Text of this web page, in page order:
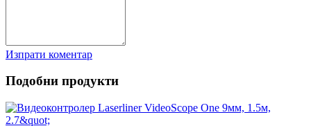
Изпрати коментар
Подобни продукти